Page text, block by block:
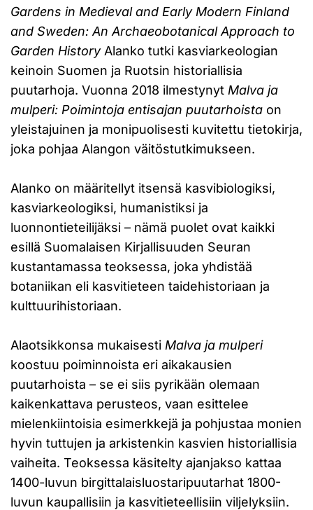
Gardens in Medieval and Early Modern Finland
and Sweden: An Archaeobotanical Approach to
Garden HistoryAlanko tutki kasviarkeologian
keinoin Suomen ja Ruotsin historiallisia
puutarhoja. Vuonna 2018 ilmestynyt Malva ja
mulperi: Poimintoja entisajan puutarhoista on
yleistajuinen ja monipuolisesti kuvitettu tietokirja,
joka pohjaa Alangon väitöstutkimukseen.
Alanko on määritellyt itsensä kasvibiologiksi,
kasviarkeologiksi, humanistiksi ja
luonnontieteilijäksi – nämä puolet ovat kaikki
esillä Suomalaisen Kirjallisuuden Seuran
kustantamassa teoksessa, joka yhdistää
botaniikan eli kasvitieteen taidehistoriaan ja
kulttuurihistoriaan.
Alaotsikkonsa mukaisesti Malva ja mulperi
koostuu poiminnoista eri aikakausien
puutarhoista – se ei siis pyrikään olemaan
kaikenkattava perusteos, vaan esittelee
mielenkiintoisia esimerkkejä ja pohjustaa monien
hyvin tuttujen ja arkistenkin kasvien historiallisia
vaiheita. Teoksessa käsitelty ajanjakso kattaa
1400-luvun birgittalaisluostaripuutarhat 1800-
luvun kaupallisiin ja kasvitieteellisiin viljelyksiin.